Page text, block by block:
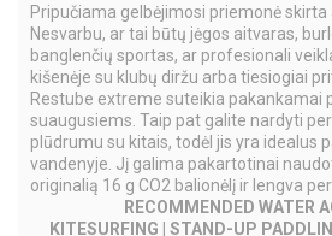
Pripučiama gelbėjimosi priemonė
Nesvarbu, ar tai būtų jėgos aitvaras,
banglenčių sportas, ar profesionali
kišenėje su klubų diržu arba tiesiogiai
Restube extreme suteikia pakankamai
suaugusiems. Taip pat galite nardyti
plūdrumu su kitais, todėl jis yra idealus
vandenyje. Jį galima pakartotinai
originalią 16 g CO2 balionėlį ir lengva
RECOMMENDED WATER
KITESURFING | STAND-UP